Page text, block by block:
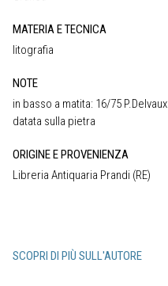
MATERIA E TECNICA
litografia
NOTE
in basso a matita: 16/75 P.Delvaux
datata sulla pietra
ORIGINE E PROVENIENZA
Libreria Antiquaria Prandi (RE)
SCOPRI DI PIÙ SULL'AUTORE